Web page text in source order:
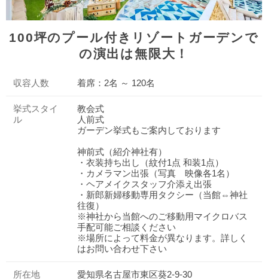
100坪のプール付きリゾートガーデンで
の演出は無限大！
収容人数 着席：2名 ～ 120名
挙式スタイ
ル
教会式
人前式
ガーデン挙式もご案内しております
神前式（紹介神社有）
・衣装持ち出し（紋付1点 和装1点）
・カメラマン出張（写真 映像各1名）
・ヘアメイクスタッフ介添え出張
・新郎新婦移動専用タクシー（当館⇔神社
往復）
※神社から当館へのご移動用マイクロバス
手配可能ご相談ください
※場所によって料金が異なります。詳しく
はお問い合わせ下さい
所在地 愛知県名古屋市東区葵2-9-30